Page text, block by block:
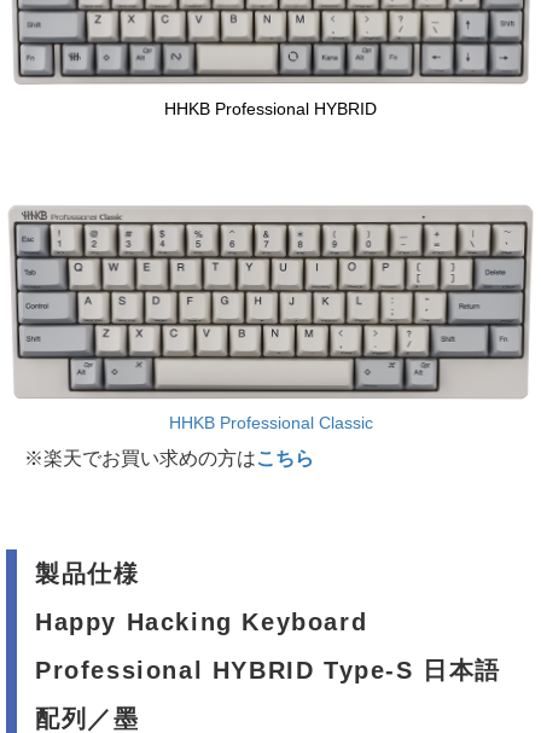
HHKB Professional HYBRID
HHKB Professional Classic
※楽天でお買い求めの方はこちら
製品仕様
Happy Hacking Keyboard
Professional HYBRID Type-S 日本語
配列／墨